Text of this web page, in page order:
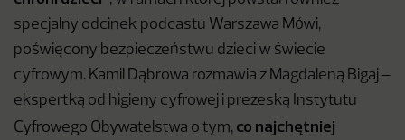
specjalny odcinek podcastu Warszawa Mówi,
poświęcony bezpieczeństwu dzieci w świecie
cyfrowym. Kamil Dąbrowa rozmawia z Magdaleną Bigaj –
ekspertką od higieny cyfrowej i prezeską Instytutu
Cyfrowego Obywatelstwa o tym, co najchętniej